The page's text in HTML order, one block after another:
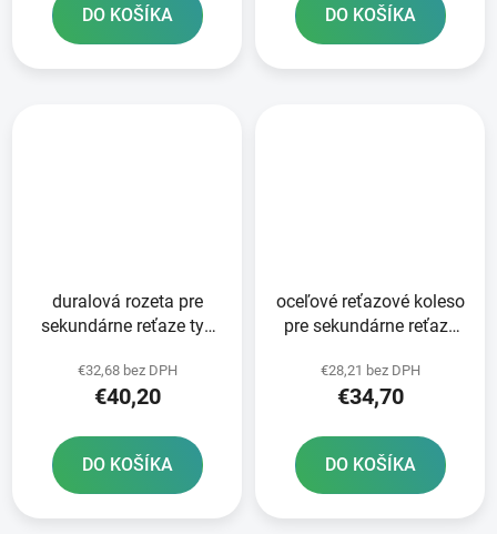
DO KOŠÍKA DO KOŠÍKA
duralová rozeta pre
sekundárne reťaze typ
€32,68 bez DPH
€40,20
DO KOŠÍKA
oceľové reťazové koleso
pre sekundárne reťaze
zubov
€28,21 bez DPH
€34,70
DO KOŠÍKA